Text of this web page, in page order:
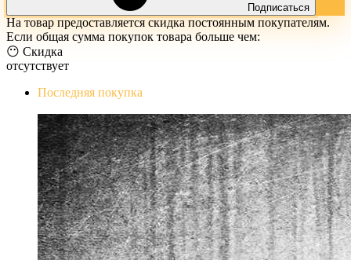
Подписаться
На товар предоставляется скидка постоянным покупателям.
Если общая сумма покупок товара больше чем:
😶 Скидка
отсутствует
Последняя покупка